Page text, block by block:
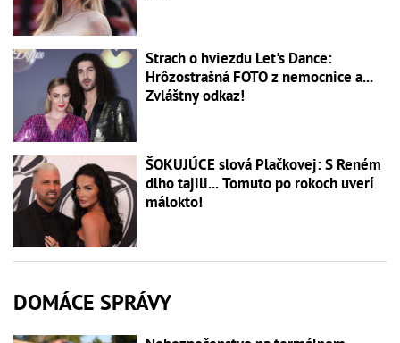
Strach o hviezdu Let's Dance:
Hrôzostrašná FOTO z nemocnice a...
Zvláštny odkaz!
ŠOKUJÚCE slová Plačkovej: S Reném
dlho tajili... Tomuto po rokoch uverí
málokto!
DOMÁCE SPRÁVY